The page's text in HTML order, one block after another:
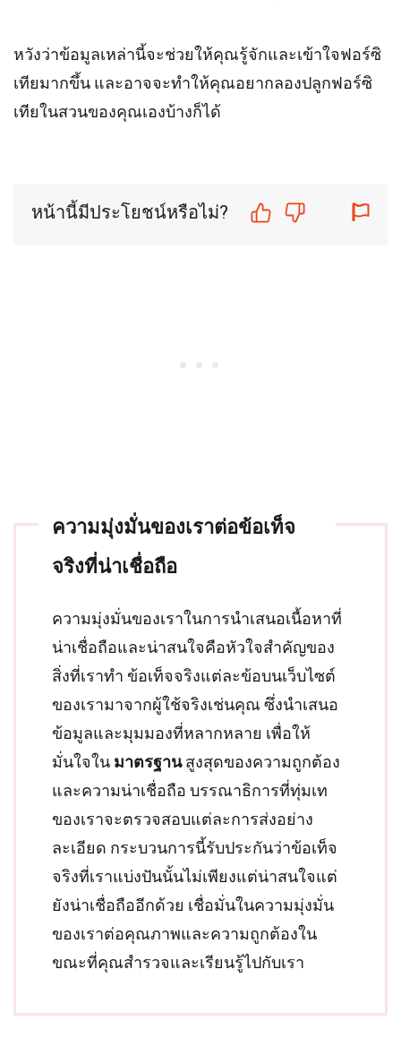
หวังว่าข้อมูลเหล่านี้จะช่วยให้คุณรู้จักและเข้าใจฟอร์ซิ
เทียมากขึ้น และอาจจะทำให้คุณอยากลองปลูกฟอร์ซิ
เทียในสวนของคุณเองบ้างก็ได้
หน้านี้มีประโยชน์หรือไม่?
ความมุ่งมั่นของเราต่อข้อเท็จ
จริงที่น่าเชื่อถือ
ความมุ่งมั่นของเราในการนำเสนอเนื้อหาที่
น่าเชื่อถือและน่าสนใจคือหัวใจสำคัญของ
สิ่งที่เราทำ ข้อเท็จจริงแต่ละข้อบนเว็บไซต์
ของเรามาจากผู้ใช้จริงเช่นคุณ ซึ่งนำเสนอ
ข้อมูลและมุมมองที่หลากหลาย เพื่อให้
มั่นใจใน มาตรฐานสูงสุดของความถูกต้อง
และความน่าเชื่อถือ บรรณาธิการที่ทุ่มเท
ของเราจะตรวจสอบแต่ละการส่งอย่าง
ละเอียด กระบวนการนี้รับประกันว่าข้อเท็จ
จริงที่เราแบ่งปันนั้นไม่เพียงแต่น่าสนใจแต่
ยังน่าเชื่อถืออีกด้วย เชื่อมั่นในความมุ่งมั่น
ของเราต่อคุณภาพและความถูกต้องใน
ขณะที่คุณสำรวจและเรียนรู้ไปกับเรา